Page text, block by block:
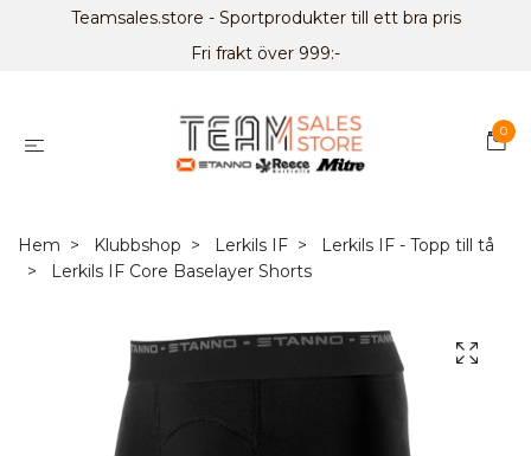
Teamsales.store - Sportprodukter till ett bra pris
Fri frakt över 999:-
0
Hem Klubbshop Lerkils IF
Lerkils IF - Topp till tå
Lerkils IF Core Baselayer Shorts